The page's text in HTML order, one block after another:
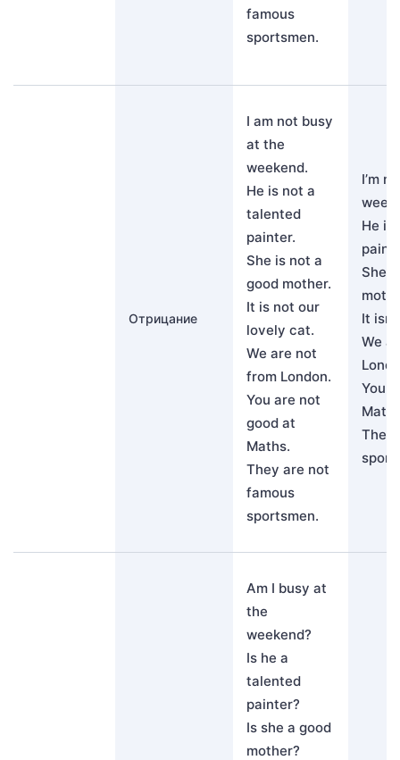
famous
sportsmen.
Отрицание
I am not busy
at the
weekend.
He is not a
talented
painter.
She is not a
good mother.
It is not our
lovely cat.
We are not
from London.
You are not
good at
Maths.
They are not
famous
sportsmen.
I’m
He
She
It
We
You
They
Am I busy at
the
weekend?
Is he a
talented
painter?
Is she a good
mother?